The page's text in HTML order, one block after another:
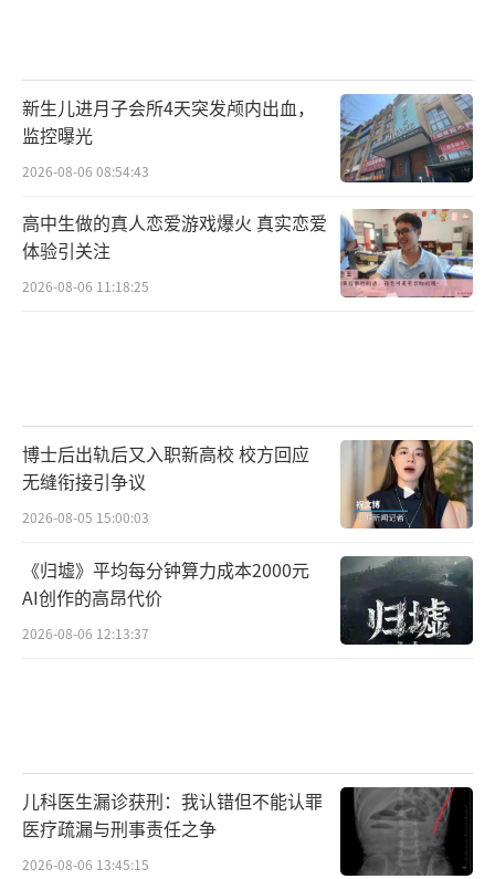
新生儿进月子会所4天突发颅内出血，
监控曝光
2026-08-06 08:54:43
高中生做的真人恋爱游戏爆火 真实恋爱
体验引关注
2026-08-06 11:18:25
博士后出轨后又入职新高校 校方回应
无缝衔接引争议
2026-08-05 15:00:03
《归墟》平均每分钟算力成本2000元
AI创作的高昂代价
2026-08-06 12:13:37
儿科医生漏诊获刑：我认错但不能认罪
医疗疏漏与刑事责任之争
2026-08-06 13:45:15